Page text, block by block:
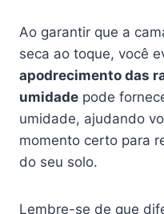
Ao garantir que a
seca ao toque, você
apodrecimento das
umidade pode
umidade, ajudando
momento certo para
do seu solo.
Lembre-se de que